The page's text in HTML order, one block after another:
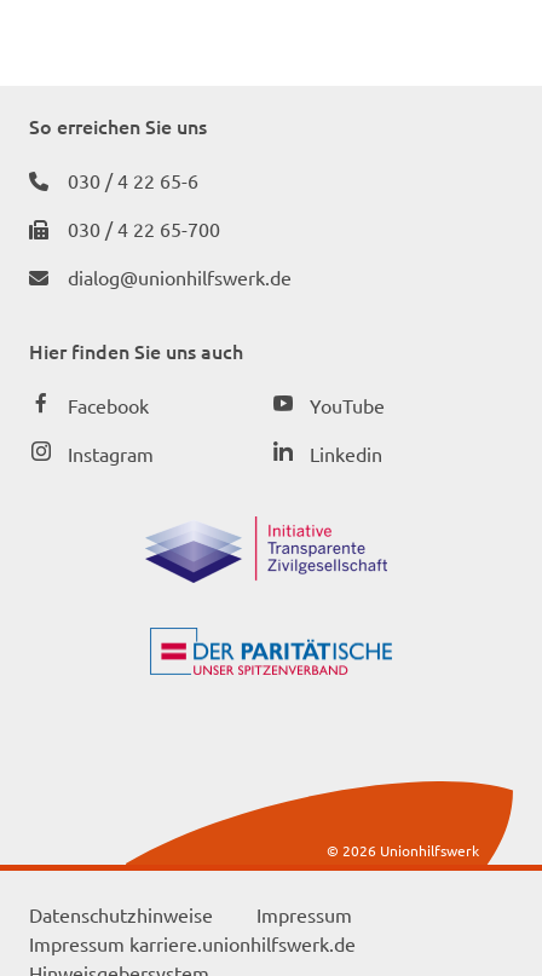
So erreichen Sie uns
030 / 4 22 65-6
030 / 4 22 65-700
dialog@unionhilfswerk.de
Hier finden Sie uns auch
Facebook
Instagram
YouTube
Linkedin
© 2026 Unionhilfswerk
Datenschutzhinweise
Impressum
Impressum karriere.unionhilfswerk.de